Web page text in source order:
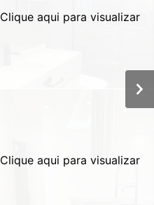
Clique aqui para visualizar
Clique aqui para visualizar